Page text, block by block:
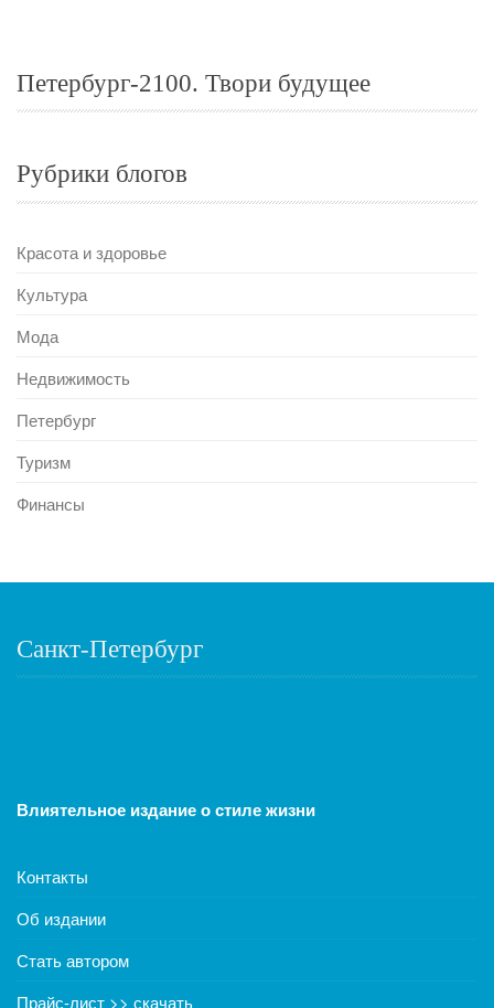
Петербург-2100. Твори будущее
Рубрики блогов
Красота и здоровье
Культура
Мода
Недвижимость
Петербург
Туризм
Финансы
Санкт-Петербург
Влиятельное издание о стиле жизни
Контакты
Об издании
Стать автором
Прайс-лист >> скачать